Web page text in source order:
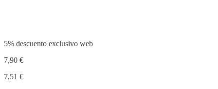
5% descuento exclusivo web
7,90 €
7,51 €